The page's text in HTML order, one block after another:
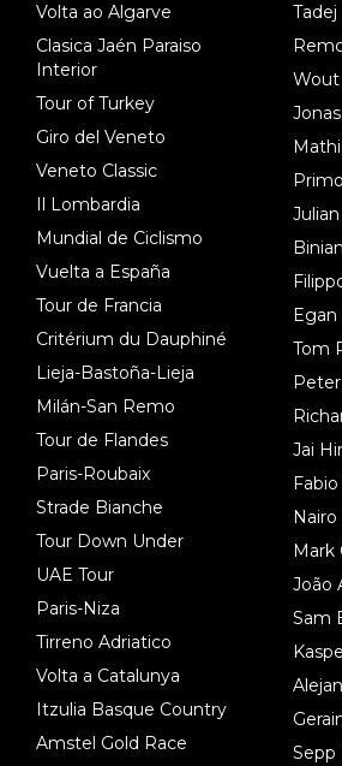
Volta ao Algarve
Clasica Jaén Paraiso
Interior
Tour of Turkey
Giro del Veneto
Veneto Classic
Il Lombardia
Mundial de Ciclismo
Vuelta a España
Tour de Francia
Critérium du Dauphiné
Lieja-Bastoña-Lieja
Milán-San Remo
Tour de Flandes
Paris-Roubaix
Strade Bianche
Tour Down Under
UAE Tour
Paris-Niza
Tirreno Adriatico
Volta a Catalunya
Itzulia Basque Country
Amstel Gold Race
Egan
Tom
Jai
Mark
João
Sam
Sepp